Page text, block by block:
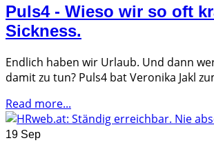
Puls4 - Wieso wir so oft
Sickness.
Endlich haben wir Urlaub. Und dann
damit zu tun? Puls4 bat Veronika Jakl
Read more...
19 Sep